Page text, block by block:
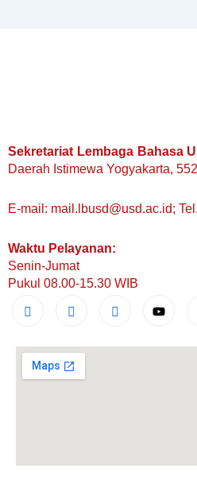
Sekretariat Lembaga Bahasa
Daerah Istimewa Yogyakarta,
E-mail: mail.lbusd@usd.ac.id;
Waktu Pelayanan:
Senin-Jumat
Pukul 08.00-15.30 WIB